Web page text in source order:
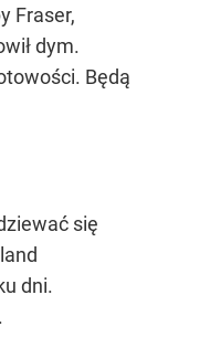
Fraser,
dym.
Będą
się
dni.